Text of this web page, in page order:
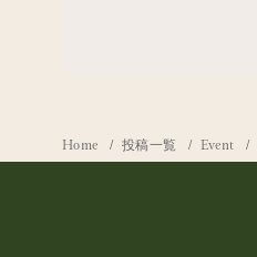
Home 投稿一覧 Event